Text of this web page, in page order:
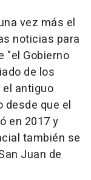
vez más el
noticias para
"el Gobierno
de los
el antiguo
desde que el
en 2017 y
también se
Juan de